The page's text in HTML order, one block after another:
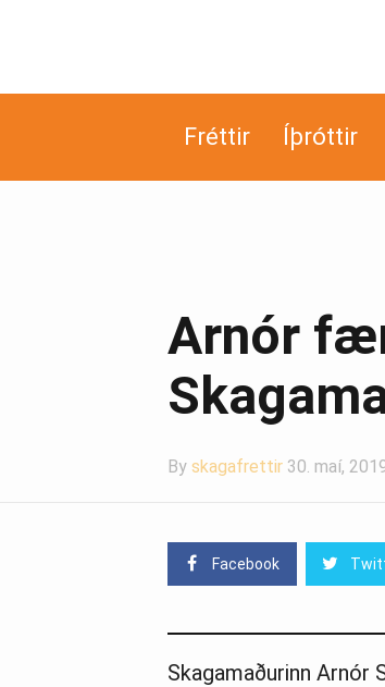
Fréttir Íþróttir
Arnór
By skagafrettir 30. maí,
Facebook
Skagamaðurinn